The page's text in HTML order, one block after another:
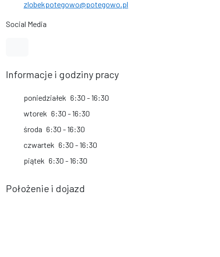
zlobekpotegowo@potegowo.pl
Social Media
Informacje i godziny pracy
poniedziałek 6:30 - 16:30
wtorek 6:30 - 16:30
środa 6:30 - 16:30
czwartek 6:30 - 16:30
piątek 6:30 - 16:30
Położenie i dojazd